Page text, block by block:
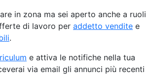
in zona ma sei aperto anche a ruoli
di lavoro per addetto vendite e
.
e attiva le notifiche nella tua
via email gli annunci più recenti